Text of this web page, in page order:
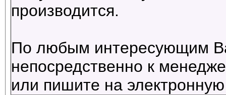
производится.
По любым интересующим
непосредственно к
или пишите на